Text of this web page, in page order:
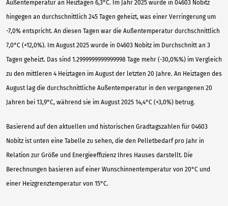
Außentemperatur an Heiztagen 6,3°C. Im Jahr 2025 wurde in 04603 Nobitz
hingegen an durchschnittlich 245 Tagen geheizt, was einer Verringerung um
-7,0% entspricht. An diesen Tagen war die Außentemperatur durchschnittlich
7,0°C (+12,0%). Im August 2025 wurde in 04603 Nobitz im Durchschnitt an 3
Tagen geheizt. Das sind 1.2999999999999998 Tage mehr (-30,0%%) im Vergleich
zu den mittleren 4 Heiztagen im August der letzten 20 Jahre. An Heiztagen des
August lag die durchschnittliche Außentemperatur in den vergangenen 20
Jahren bei 13,9°C, während sie im August 2025 14,4°C (+3,0%) betrug.
Basierend auf den aktuellen und historischen Gradtagszahlen für 04603
Nobitz ist unten eine Tabelle zu sehen, die den Pelletbedarf pro Jahr in
Relation zur Größe und Energieeffizienz Ihres Hauses darstellt. Die
Berechnungen basieren auf einer Wunschinnentemperatur von 20°C und
einer Heizgrenztemperatur von 15°C.